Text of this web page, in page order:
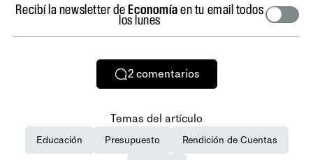
Recibí la newsletter deEconomíaen tu email todos
los lunes
2 comentarios
Temas del artículo
Educación Presupuesto Rendición de Cuentas